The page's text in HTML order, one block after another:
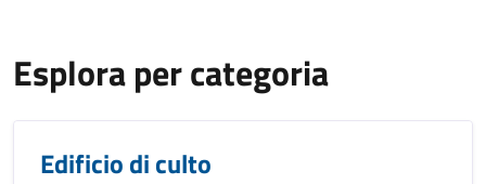
Esplora per categoria
Edificio di culto